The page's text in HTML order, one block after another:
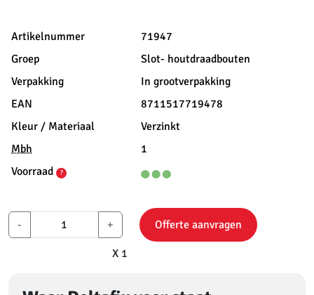
Artikelnummer
71947
Groep
Slot- houtdraadbouten
Verpakking
In grootverpakking
EAN
8711517719478
Kleur / Materiaal
Verzinkt
Mbh
1
Voorraad
?
- +
X 1
Offerte aanvragen